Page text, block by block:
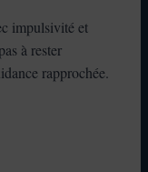
impulsivité et
à rester
rapprochée.